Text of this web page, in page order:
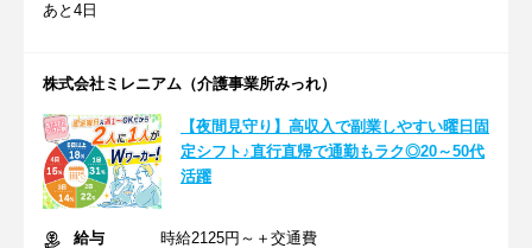
あと4日
株式会社ミレニアム（介護事業所みっれ）
【夜間見守り】高収入で副業しやすい曜日固
定シフト♪直行直帰で通勤もラク◎20～50代
活躍
給与
時給2125円～＋交通費